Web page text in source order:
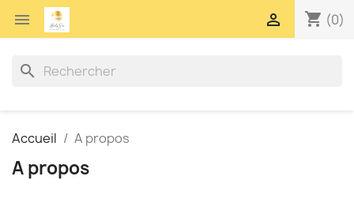
 shopping_cart (0)

search
Accueil A propos
A propos